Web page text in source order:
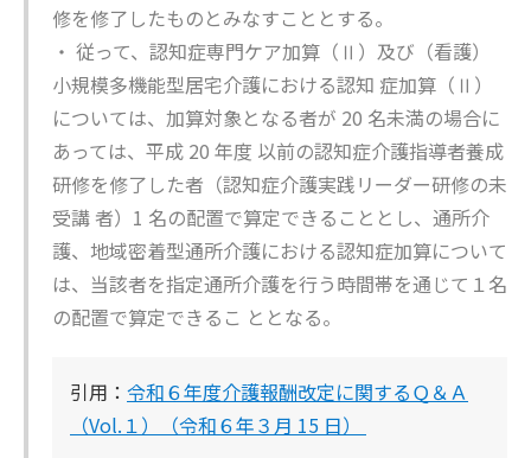
修を修了したものとみなすこととする。
・ 従って、認知症専門ケア加算（Ⅱ）及び（看護）
小規模多機能型居宅介護における認知 症加算（Ⅱ）
については、加算対象となる者が 20 名未満の場合に
あっては、平成 20 年度 以前の認知症介護指導者養成
研修を修了した者（認知症介護実践リーダー研修の未
受講 者）1 名の配置で算定できることとし、通所介
護、地域密着型通所介護における認知症加算について
は、当該者を指定通所介護を行う時間帯を通じて１名
の配置で算定できるこ ととなる。
引用： 令和６年度介護報酬改定に関するＱ＆Ａ
（Vol.１）（令和６年３月 15 日）